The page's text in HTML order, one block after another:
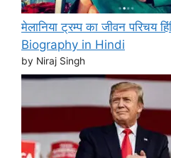
मेलानिया ट्रम्प का जीवन परिचय
Biography in Hindi
by Niraj Singh